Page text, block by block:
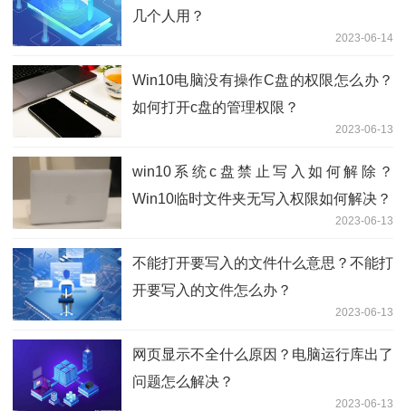
几个人用？
2023-06-14
Win10电脑没有操作C盘的权限怎么办？
如何打开c盘的管理权限？
2023-06-13
win10系统c盘禁止写入如何解除？
Win10临时文件夹无写入权限如何解决？
2023-06-13
不能打开要写入的文件什么意思？不能打
开要写入的文件怎么办？
2023-06-13
网页显示不全什么原因？电脑运行库出了
问题怎么解决？
2023-06-13